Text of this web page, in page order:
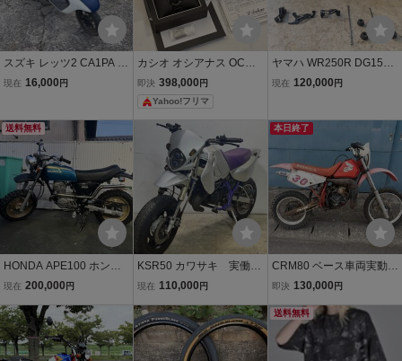
スズキ レッツ2 CA1PA 原
付 スクーター 50cc レス
き取り限定
現在 16,000 円
カシオ オシアナス OCW-
S6000BV-1AJR E538RW
TI TI ソーラー ブラックシ
ェル文字盤 あまりごま3
即決 398,000 円
Yahoo!フリマ
ヤマハ WR250R DG15J
モタード タイヤ ホイール
AHA WR250X
現在 120,000 円
送料無料
HONDA APE100 ホンダ
エイプ100（スペシャル）
現在 200,000 円
KSR50 カワサキ 実働
書付き 鍵付き 2スト
ト有り 水戸 茨城 関
東
現在 110,000 円
本日終了
CRM80 ベース車両実動
HD11 格安配送 KXYZC
即決 130,000 円
送料無料